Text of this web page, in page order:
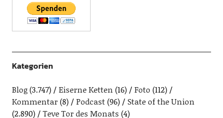
Kategorien
Blog(3.747) Eiserne Ketten (16) Foto (112)
Kommentar(8) Podcast(96)
State of the Union
(2.890)
Teve Tor des Monats (4)